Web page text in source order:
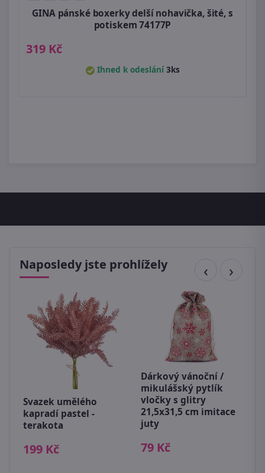
GINA pánské boxerky delší nohavička, šité, s
potiskem 74177P
319 Kč
Ihned k odeslání3ks
Naposledy jste prohlížely
Svazek umělého
kapradí pastel -
terakota
199 Kč
Dárkový vánoční /
mikulášský pytlík
vločky s glitry
21,5x31,5 cm imitace
juty
79 Kč